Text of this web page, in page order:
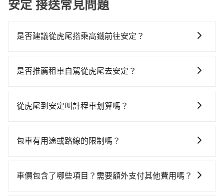
安定 接送常見問題
是否建議從虎尾搭乘高鐵前往安定？
煩，且難叫計程車前往高鐵站！不過從最早一班車06:47
設從雲林縣虎尾鎮步行或搭乘公車前往雲林高鐵站，接
29分）的高鐵從雲林站前往台南高鐵站，每人票價420
目的地。全程加上轉車時間共1小時19分鐘，假設4位同
是否推薦租車自駕從虎尾去安定？
時不需要閉目養神（因為要自己開車），最重要的是你
$115~205承租小轎車，每公里再額外加收$3.2，從虎尾
將eTag和可能的每小時40元路邊停車費用預估進去，但
從虎尾到安定叫計程車划算嗎？
灣大車隊，如果在路邊攔不到車，也可考慮打電話至虎
價格約為1,575~1,900元間。不過雲林縣僅有合法計程車
包車有用途或路線的限制嗎？
途交通且途中遵守台灣法律，無論是清明掃墓、包車旅
車價包含了哪些項目？需要額外支付其他費用嗎？